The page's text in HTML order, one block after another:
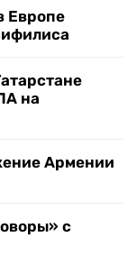
Европе
на
Армении
с